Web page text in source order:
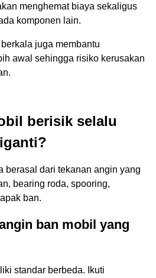
menghemat biaya sekaligus
komponen lain.
juga membantu
awal sehingga risiko kerusakan
berisik selalu
berasal dari tekanan angin yang
bearing roda, spooring,
ban.
ban mobil yang
standar berbeda. Ikuti